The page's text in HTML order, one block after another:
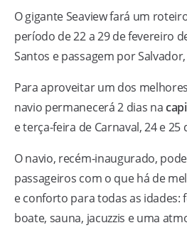
O gigante Seaview fará um
período de 22 a 29 de fevereiro
Santos e passagem por
Para aproveitar um dos
navio permanecerá 2 dias na
e terça-feira de Carnaval, 24 e 25
O navio, recém-inaugurado,
passageiros com o que há de
e conforto para todas as idades:
boate, sauna, jacuzzis e uma